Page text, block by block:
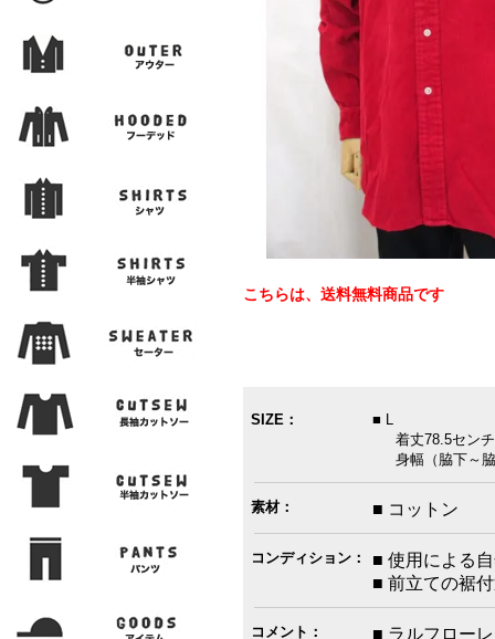
こちらは、送料無料商品です
SIZE：
■ L
着丈78.5センチ
身幅（脇下～脇
素材： ■ コットン
コンディション：
■ 使用による
■ 前立ての裾
コメント：
■ ラルフロー